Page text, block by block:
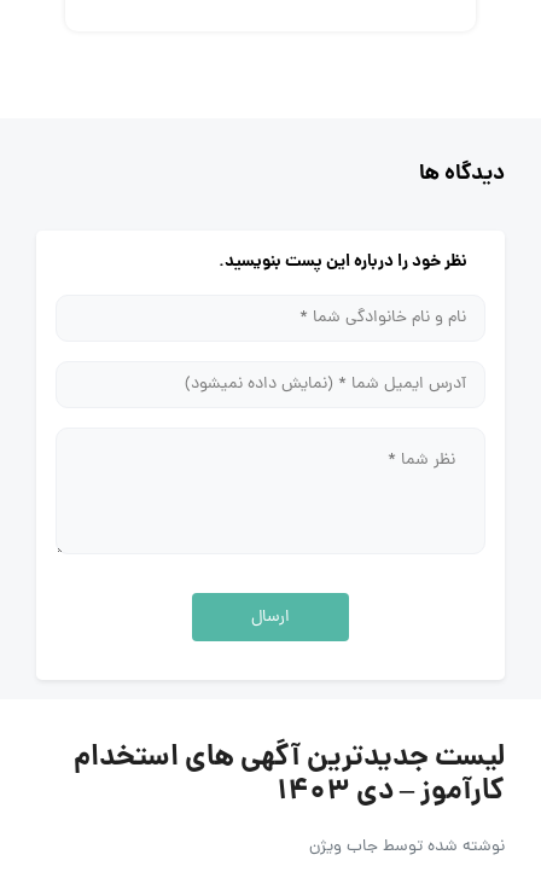
دیدگاه ها
نظر خود را درباره این پست بنویسید.
ارسال
لیست جدیدترین آگهی های استخدام
کارآموز – دی 1403
نوشته شده توسطجاب ویژن